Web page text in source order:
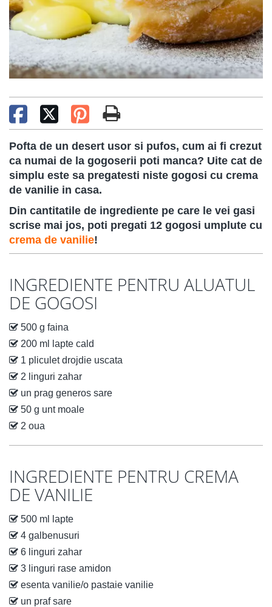
Pofta de un desert usor si pufos, cum ai fi crezut
ca numai de la gogoserii poti manca? Uite cat de
simplu este sa pregatesti niste gogosi cu crema
de vanilie in casa.
Din cantitatile de ingrediente pe care le vei gasi
scrise mai jos, poti pregati 12 gogosi umplute cu
crema de vanilie!
INGREDIENTE PENTRU ALUATUL
DE GOGOSI
500 g faina
200 ml lapte cald
1 pliculet drojdie uscata
2 linguri zahar
un prag generos sare
50 g unt moale
2 oua
INGREDIENTE PENTRU CREMA
DE VANILIE
500 ml lapte
4 galbenusuri
6 linguri zahar
3 linguri rase amidon
esenta vanilie/o pastaie vanilie
un praf sare